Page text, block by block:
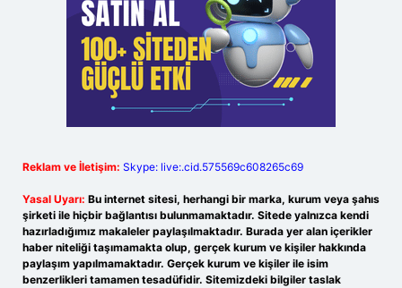
Reklam ve İletişim: Skype: live:.cid.575569c608265c69
Yasal Uyarı: Bu internet sitesi, herhangi bir marka, kurum veya şahıs
şirketi ile hiçbir bağlantısı bulunmamaktadır. Sitede yalnızca kendi
hazırladığımız makaleler paylaşılmaktadır. Burada yer alan içerikler
haber niteliği taşımamakta olup, gerçek kurum ve kişiler hakkında
paylaşım yapılmamaktadır. Gerçek kurum ve kişiler ile isim
benzerlikleri tamamen tesadüfidir. Sitemizdeki bilgiler taslak